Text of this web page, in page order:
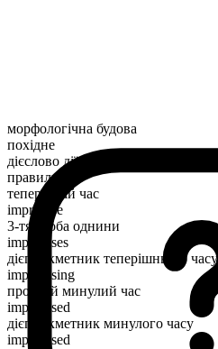
морфологічна будова
похідне
дієслово дії
правильний
теперішній час
improvise
3-тя особа однини
improvises
дієприкметник теперішнього часу
improvising
простий минулий час
improvised
дієприкметник минулого часу
improvised